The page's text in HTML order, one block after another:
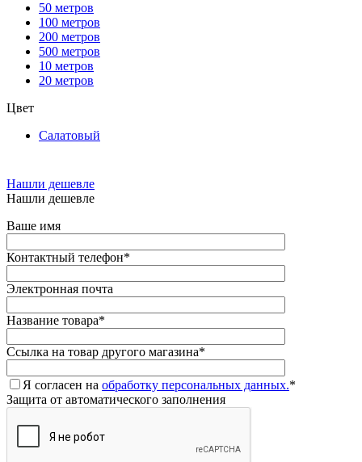
50 метров
100 метров
200 метров
500 метров
10 метров
20 метров
Цвет
Салатовый
Нашли дешевле
Нашли дешевле
Ваше имя
Контактный телефон*
Электронная почта
Название товара*
Ссылка на товар другого магазина*
Я согласен на обработку персональных данных.*
Защита от автоматического заполнения